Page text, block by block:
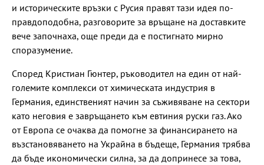
и историческите връзки с Русия правят тази идея по-
правдоподобна, разговорите за връщане на доставките
вече започнаха, още преди да е постигнато мирно
споразумение.
Според Кристиан Гюнтер, ръководител на един от най-
големите комплекси от химическата индустрия в
Германия, единственият начин за съживяване на сектори
като неговия е завръщането към евтиния руски газ. Ако
от Европа се очаква да помогне за финансирането на
възстановяването на Украйна в бъдеще, Германия трябва
да бъде икономически силна, за да допринесе за това,